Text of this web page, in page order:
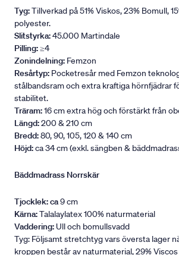
Tyg:Tillverkad på 51% Viskos, 23% Bomull,
polyester.
Slitstyrka:45.000 Martindale
Pilling:≥4
Zonindelning: Femzon
Resårtyp: Pocketresår med Femzon
stålbandsram och extra kraftiga hörnfjädrar
stabilitet.
Träram:16 cm extra hög och förstärkt från
Längd:200 & 210 cm
Bredd:80, 90, 105, 120 & 140 cm
Höjd:ca 34 cm (exkl. sängben &
Bäddmadrass Norrskär
Tjocklek: ca9 cm
Kärna:Talalaylatex 100% naturmaterial
Vaddering: Ull och bomullsvadd
Tyg: Följsamt stretchtyg vars översta lager
kroppen består av naturmaterial, 29%